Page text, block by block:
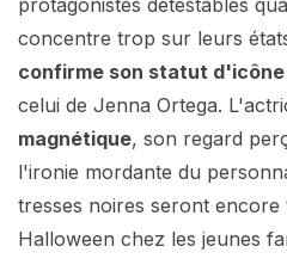
protagonistes détestables
concentre trop sur leurs
confirme son statut
celui de Jenna Ortega.
magnétique, son regard
l'ironie mordante du
tresses noires seront
Halloween chez les jeunes